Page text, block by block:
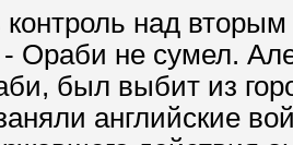
контроль над
Ораби не сумел.
был выбит из
английские